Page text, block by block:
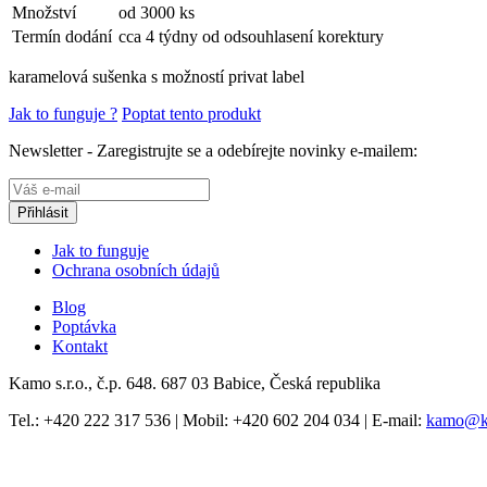
Množství
od 3000 ks
Termín dodání cca 4 týdny od odsouhlasení korektury
karamelová sušenka s možností privat label
Jak to funguje ? Poptat tento produkt
Newsletter - Zaregistrujte se a odebírejte novinky e-mailem:
Jak to funguje
Ochrana osobních údajů
Blog
Poptávka
Kontakt
Kamo s.r.o., č.p. 648. 687 03 Babice, Česká republika
Tel.: +420 222 317 536 | Mobil: +420 602 204 034 | E-mail: